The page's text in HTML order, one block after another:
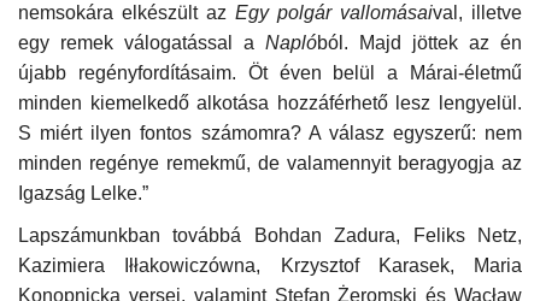
Emlékezzünk †
Nyelv
Magyar Deutsch English
nemsokára elkészült az Egy polgár vallomásaival, illetve
egy remek válogatással a Naplóból. Majd jöttek az én
újabb regényfordításaim. Öt éven belül a Márai-életmű
minden kiemelkedő alkotása hozzáférhető lesz lengyelül.
S miért ilyen fontos számomra? A válasz egyszerű: nem
minden regénye remekmű, de valamennyit beragyogja az
Igazság Lelke.”
Lapszámunkban továbbá Bohdan Zadura, Feliks Netz,
Kazimiera Iłłakowiczówna, Krzysztof Karasek, Maria
Konopnicka versei, valamint Stefan Żeromski és Wacław